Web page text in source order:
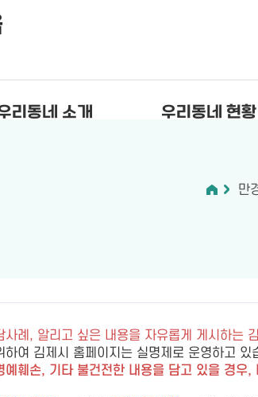
리동네 소개 우리동네 현황
만
례, 알리고 싶은 내용을 자유롭게 게시하는
여 김제시 홈페이지는 실명제로 운영하고 있
예훼손, 기타 불건전한 내용을 담고 있을 경우